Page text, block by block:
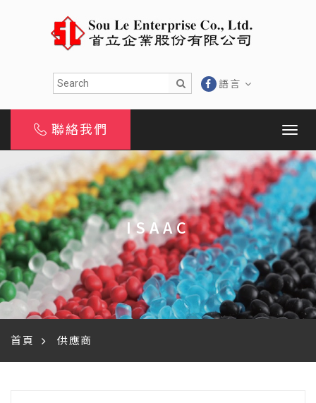
語言
聯絡我們
ISAAC
首頁 供應商